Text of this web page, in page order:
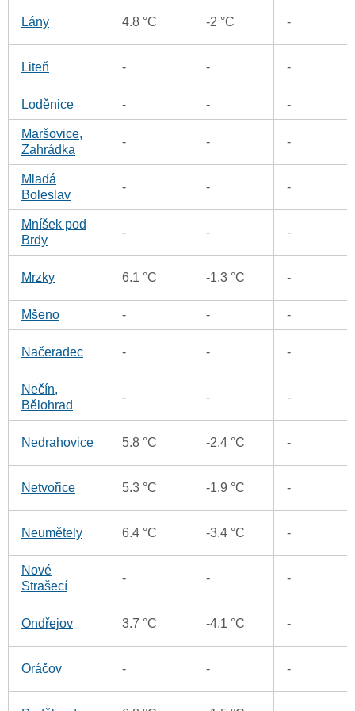
Lány 4.8 °C -2 °C -
Liteň - - -
Loděnice - - -
Maršovice,
Zahrádka
- - -
Mladá
Boleslav
- - -
Mníšek pod
Brdy
- - -
Mrzky 6.1 °C -1.3 °C -
Mšeno - - -
Načeradec - - -
Nečín,
Bělohrad
- - -
Nedrahovice 5.8 °C -2.4 °C -
Netvořice 5.3 °C -1.9 °C -
Neumětely 6.4 °C -3.4 °C -
Nové
Strašecí
- - -
Ondřejov 3.7 °C -4.1 °C -
Oráčov - - -